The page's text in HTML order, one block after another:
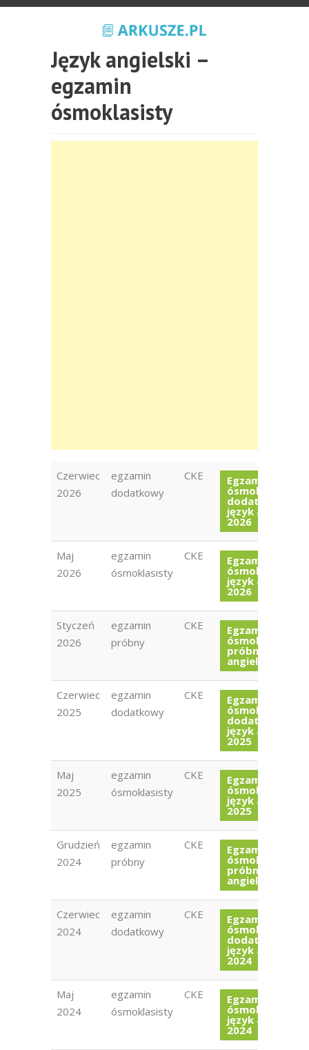
Język angielski –
egzamin
ósmoklasisty
Czerwiec
2026
egzamin
dodatkowy
CKE Egzamin
ósmoklasisty
dodatkowy
język angielski
2026
Maj
2026
egzamin
ósmoklasisty
CKE Egzamin
ósmoklasisty
język angielski
2026
Styczeń
2026
egzamin
próbny
CKE Egzamin
ósmoklasisty
próbny język
angielski 2026
Czerwiec
2025
egzamin
dodatkowy
CKE Egzamin
ósmoklasisty
dodatkowy
język angielski
2025
Maj
2025
egzamin
ósmoklasisty
CKE Egzamin
ósmoklasisty
język angielski
2025
Grudzień
2024
egzamin
próbny
CKE Egzamin
ósmoklasisty
próbny język
angielski 2024
Czerwiec
2024
egzamin
dodatkowy
CKE Egzamin
ósmoklasisty
dodatkowy
język angielski
2024
Maj
2024
egzamin
ósmoklasisty
CKE Egzamin
ósmoklasisty
język angielski
2024